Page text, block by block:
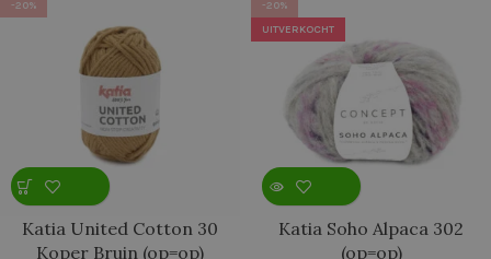
-20%
Katia United Cotton 30
Koper Bruin (op=op)
-20%
UITVERKOCHT
Katia Soho Alpaca 302
(op=op)